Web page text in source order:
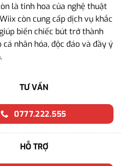
là tinh hoa của nghệ thuật
còn cung cấp dịch vụ khắc
biến chiếc bút trở thành
nhân hóa, độc đáo và đầy ý
TƯ VẤN
0777.222.555
HỖ TRỢ